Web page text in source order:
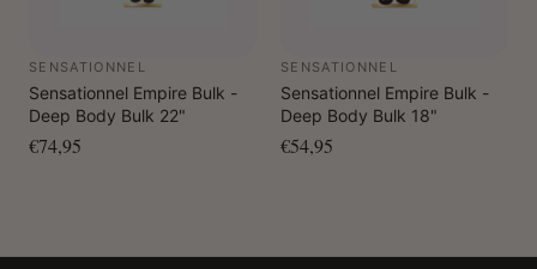
SENSATIONNEL
Sensationnel Empire Bulk -
Deep Body Bulk 22"
€74,95
SENSATIONNEL
Sensationnel Empire Bulk -
Deep Body Bulk 18"
€54,95